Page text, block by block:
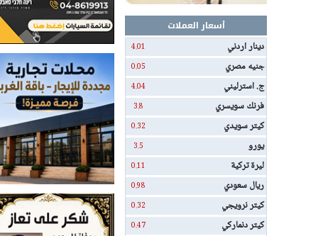
أسعار العملات
دينار اردني
4.01
جنيه مصري 0.05
ج. استرليني 4.04
فرنك سويسري 3.8
كيتر سويدي 0.32
يورو 3.5
ليرة تركية 0.11
ريال سعودي 0.98
كيتر نرويجي 0.32
كيتر دنماركي 0.47